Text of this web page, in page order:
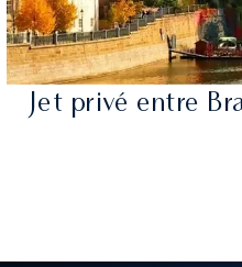
Jet privé entre